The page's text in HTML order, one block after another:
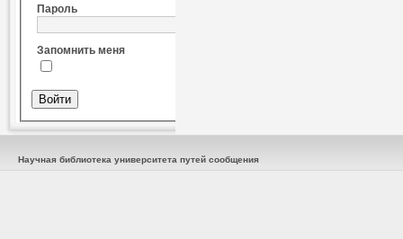
Пароль
Запомнить меня
Научная библиотека университета путей сообщения